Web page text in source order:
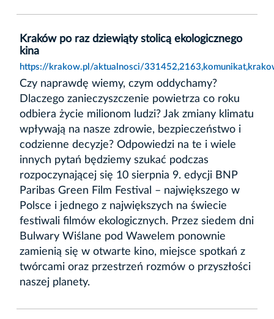
Kraków po raz dziewiąty stolicą ekologicznego
kina
https://krakow.pl/aktualnosci/
Czy naprawdę wiemy, czym oddychamy?
Dlaczego zanieczyszczenie powietrza co roku
odbiera życie milionom ludzi? Jak zmiany klimatu
wpływają na nasze zdrowie, bezpieczeństwo i
codzienne decyzje? Odpowiedzi na te i wiele
innych pytań będziemy szukać podczas
rozpoczynającej się 10 sierpnia 9. edycji BNP
Paribas Green Film Festival – największego w
Polsce i jednego z największych na świecie
festiwali filmów ekologicznych. Przez siedem dni
Bulwary Wiślane pod Wawelem ponownie
zamienią się w otwarte kino, miejsce spotkań z
twórcami oraz przestrzeń rozmów o przyszłości
naszej planety.